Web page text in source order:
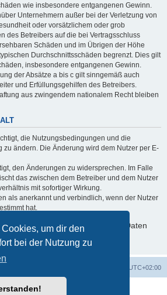
um dir den
bei der Nutzung zu
wie insbesondere entgangenen Gewinn.
Unternehmern außer bei der Verletzung von
oder vorsätzlichem oder grob
des Betreibers auf die bei Vertragsschluss
Schäden und im Übrigen der Höhe
Durchschnittsschäden begrenzt. Dies gilt
insbesondere entgangenen Gewinn.
der Absätze a bis c gilt sinngemäß auch
und Erfüllungsgehilfen des Betreibers.
aus zwingendem nationalem Recht bleiben
die Nutzungsbedingungen und die
zu ändern. Die Änderung wird dem Nutzer per E-
den Änderungen zu widersprechen. Im Falle
das zwischen dem Betreiber und dem Nutzer
mit sofortiger Wirkung.
als anerkannt und verbindlich, wenn der Nutzer
hat.
mit deinen persönlichen Daten
enthalten.
UTC+02:00
® Forum Software © phpBB Limited